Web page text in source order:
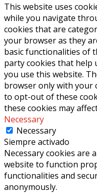
This website uses
while you navigate
cookies that are
your browser as they
basic functionalities of
party cookies that help
you use this website.
browser only with your
to opt-out of these
these cookies may
Necessary
Necessary
Siempre activado
Necessary cookies are
website to function
functionalities and
anonymously.